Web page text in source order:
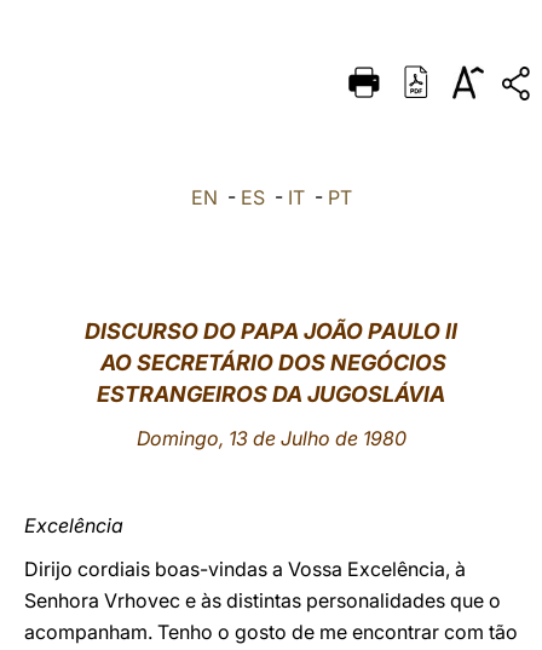
DEUTSCH
EN - ES- IT- PT
DISCURSO DO PAPA JOÃO PAULO II
AO SECRETÁRIO DOS NEGÓCIOS
ESTRANGEIROS DA JUGOSLÁVIA
Domingo, 13 de Julho de 1980
Excelência
Dirijo cordiais boas-vindas a Vossa Excelência, à
Senhora Vrhovec e às distintas personalidades que o
acompanham. Tenho o gosto de me encontrar com tão